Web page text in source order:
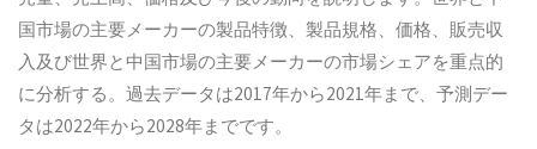
国市場の主要メーカーの製品特徴、製品規格、価格、販売収
入及び世界と中国市場の主要メーカーの市場シェアを重点的
に分析する。過去データは2017年から2021年まで、予測デー
タは2022年から2028年までです。